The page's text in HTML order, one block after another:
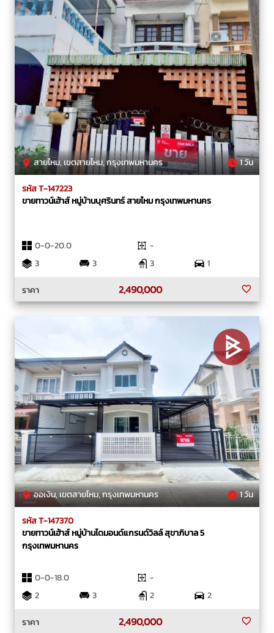
สายไหม, เขตสายไหม, กรุงเทพมหานคร 1 วัน
รหัส T-147223
ขายทาวน์เฮ้าส์ หมู่บ้านบุศรินทร์ สายไหม กรุงเทพมหานคร
0-0-20.0
-
3
3 3
1
ราคา
2,490,000
ออเงิน, เขตสายไหม, กรุงเทพมหานคร 1 วัน
รหัส T-147370
ขายทาวน์เฮ้าส์ หมู่บ้านไดมอนด์แกรนด์วิลล์ สุขาภิบาล 5
กรุงเทพมหานคร
0-0-18.0
-
2
3 2
2
ราคา
2,490,000